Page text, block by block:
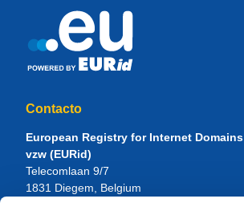
Contacto
European Registry for Internet Domains
vzw (EURid)
Telecomlaan 9/7
1831 Diegem , Belgium